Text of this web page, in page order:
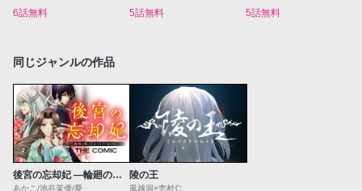
6話無料 5話無料 5話無料
同じジャンルの作品
後宮の忘却妃 ―輪廻の華は官女となりて返り咲く― THE COMIC
あかこ/池谷茉優/憂
陵の王
風越洞×壱村仁